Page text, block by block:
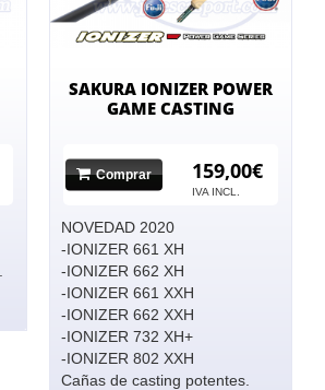
SAKURA IONIZER POWER
GAME CASTING
Comprar 159,00€
IVA INCL.
NOVEDAD 2020
-IONIZER 661 XH
-IONIZER 662 XH
-IONIZER 661 XXH
-IONIZER 662 XXH
-IONIZER 732 XH+
-IONIZER 802 XXH
Cañas de casting potentes.